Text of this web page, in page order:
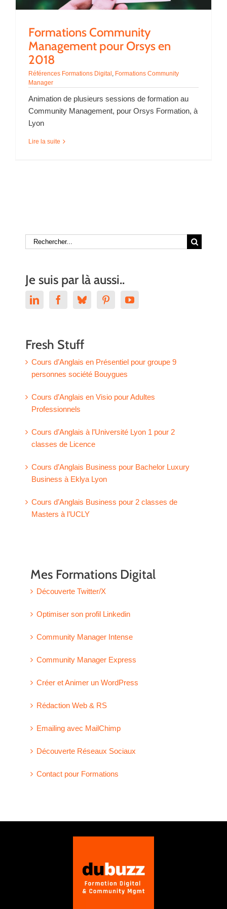
Formations Community
Management pour Orsys en
2018
Références Formations Digital, Formations Community
Manager
Animation de plusieurs sessions de formation au
Community Management, pour Orsys Formation, à
Lyon
Lire la suite
Rechercher:
Je suis par là aussi..
Fresh Stuff
Cours d’Anglais en Présentiel pour groupe 9
personnes société Bouygues
Cours d’Anglais en Visio pour Adultes
Professionnels
Cours d’Anglais à l’Université Lyon 1 pour 2
classes de Licence
Cours d’Anglais Business pour Bachelor Luxury
Business à Eklya Lyon
Cours d’Anglais Business pour 2 classes de
Masters à l’UCLY
Mes Formations Digital
Découverte Twitter/X
Optimiser son profil Linkedin
Community Manager Intense
Community Manager Express
Créer et Animer un WordPress
Rédaction Web & RS
Emailing avec MailChimp
Découverte Réseaux Sociaux
Contact pour Formations